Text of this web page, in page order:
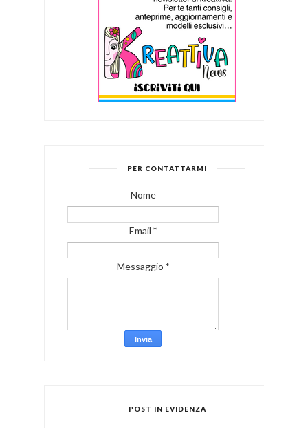
PER CONTATTARMI
Nome
Email *
Messaggio *
POST IN EVIDENZA